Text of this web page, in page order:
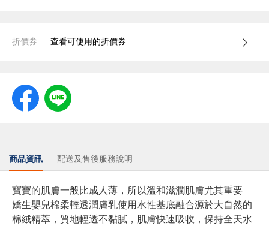
折價券 查看可使用的折價券
商品資訊 配送及售後服務說明
寶寶的肌膚一般比成人薄，所以溫和滋潤肌膚尤其重要
嬌生嬰兒棉柔輕透潤膚乳使用水性基底融合源於大自然的
棉絨精萃，質地輕透不黏膩，肌膚快速吸收，保持全天水